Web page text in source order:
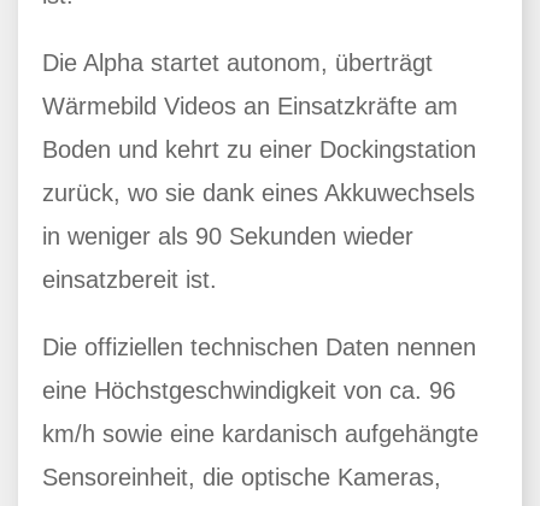
Die Alpha startet autonom, überträgt
Wärmebild Videos an Einsatzkräfte am
Boden und kehrt zu einer Dockingstation
zurück, wo sie dank eines Akkuwechsels
in weniger als 90 Sekunden wieder
einsatzbereit ist.
Die offiziellen technischen Daten nennen
eine Höchstgeschwindigkeit von ca. 96
km/h sowie eine kardanisch aufgehängte
Sensoreinheit, die optische Kameras,